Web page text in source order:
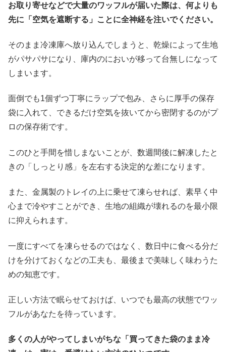
お取り寄せなどで大量のワッフルが届いた際は、何よりも
先に「空気を遮断する」ことに全神経を注いでください。
そのまま冷凍庫へ放り込んでしまうと、乾燥によって生地
がパサパサになり、庫内のにおいが移って台無しになって
しまいます。
面倒でも1個ずつ丁寧にラップで包み、さらに厚手の保存
袋に入れて、できるだけ空気を抜いてから密閉するのがプ
ロの保存術です。
このひと手間を惜しまないことが、数週間後に解凍したと
きの「しっとり感」を左右する決定的な差になります。
また、金属製のトレイの上に乗せて凍らせれば、素早く中
心まで冷やすことができ、生地の組織が壊れるのを最小限
に抑えられます。
一度にすべてを凍らせるのではなく、数日中に食べる分だ
けを分けておくなどの工夫も、最後まで美味しく味わうた
めの知恵です。
正しい方法で眠らせておけば、いつでも最高の状態でワッ
フルがあなたを待っています。
多くの人がやってしまいがちな「買ってきた袋のまま冷